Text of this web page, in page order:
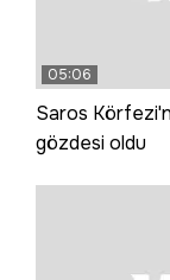
05:06
Saros
gözdesi oldu